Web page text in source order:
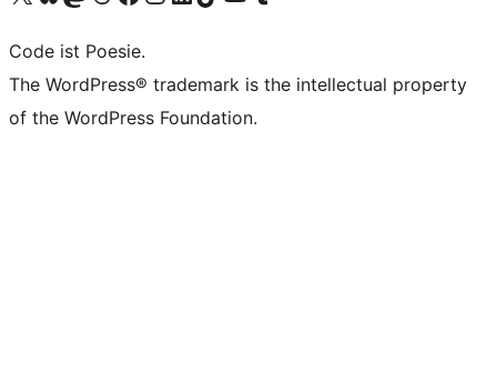
Code ist Poesie.
The WordPress® trademark is the intellectual property
of the WordPress Foundation.